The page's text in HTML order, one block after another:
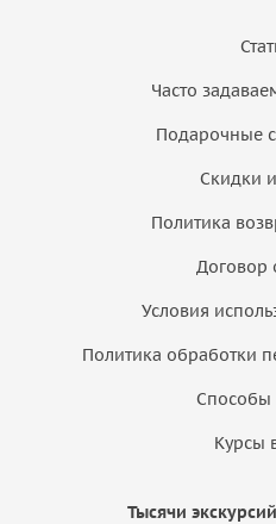
Часто
Подарочные
Скидки
Политика
Договор
Условия
Политика обработки
Способы
Курсы
Тысячи